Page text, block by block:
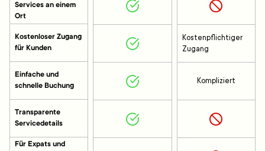
Services an einem
Ort
Kostenloser Zugang
für Kunden
Einfache und
schnelle Buchung
Transparente
Servicedetails
Für Expats und
Kostenpflichtiger
Zugang
Kompliziert